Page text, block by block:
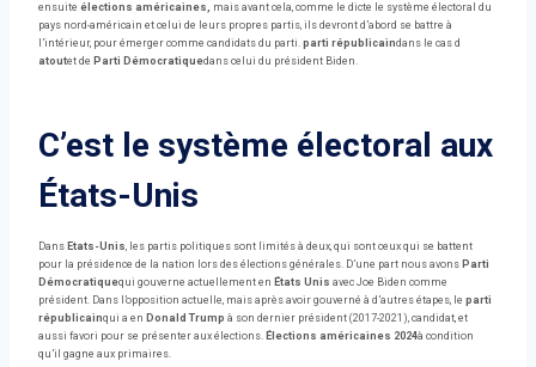
ensuite élections américaines, mais avant cela, comme le dicte le système électoral du
pays nord-américain et celui de leurs propres partis, ils devront d’abord se battre à
l’intérieur, pour émerger comme candidats du parti. parti républicaindans le cas d
atoutet de Parti Démocratiquedans celui du président Biden.
C’est le système électoral aux
États-Unis
Dans Etats-Unis, les partis politiques sont limités à deux, qui sont ceux qui se battent
pour la présidence de la nation lors des élections générales. D’une part nous avons Parti
Démocratiquequi gouverne actuellement en États Unis avec Joe Biden comme
président. Dans l’opposition actuelle, mais après avoir gouverné à d’autres étapes, le parti
républicainqui a en Donald Trump à son dernier président (2017-2021), candidat, et
aussi favori pour se présenter aux élections. Élections américaines 2024à condition
qu’il gagne aux primaires.